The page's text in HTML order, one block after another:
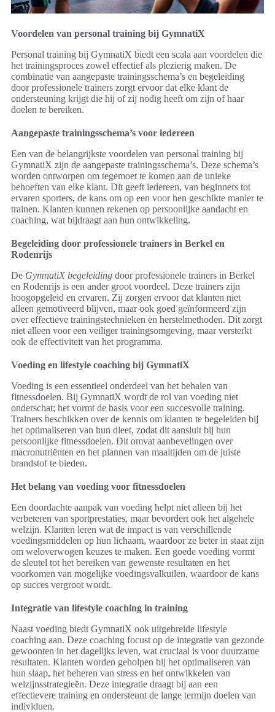
Voordelen van personal training bij GymnatiX
Personal training bij GymnatiX biedt een scala aan voordelen die
het trainingsproces zowel effectief als plezierig maken. De
combinatie van aangepaste trainingsschema’s en begeleiding
door professionele trainers zorgt ervoor dat elke klant de
ondersteuning krijgt die hij of zij nodig heeft om zijn of haar
doelen te bereiken.
Aangepaste trainingsschema’s voor iedereen
Een van de belangrijkste voordelen van personal training bij
GymnatiX zijn de aangepaste trainingsschema’s. Deze schema’s
worden ontworpen om tegemoet te komen aan de unieke
behoeften van elke klant. Dit geeft iedereen, van beginners tot
ervaren sporters, de kans om op een voor hen geschikte manier te
trainen. Klanten kunnen rekenen op persoonlijke aandacht en
coaching, wat bijdraagt aan hun ontwikkeling.
Begeleiding door professionele trainers in Berkel en
Rodenrijs
De GymnatiX begeleiding door professionele trainers in Berkel
en Rodenrijs is een ander groot voordeel. Deze trainers zijn
hoogopgeleid en ervaren. Zij zorgen ervoor dat klanten niet
alleen gemotiveerd blijven, maar ook goed geïnformeerd zijn
over effectieve trainingstechnieken en herstelmethoden. Dit zorgt
niet alleen voor een veiliger trainingsomgeving, maar versterkt
ook de effectiviteit van het programma.
Voeding en lifestyle coaching bij GymnatiX
Voeding is een essentieel onderdeel van het behalen van
fitnessdoelen. Bij GymnatiX wordt de rol van voeding niet
onderschat; het vormt de basis voor een succesvolle training.
Trainers beschikken over de kennis om klanten te begeleiden bij
het optimaliseren van hun dieet, zodat dit aansluit bij hun
persoonlijke fitnessdoelen. Dit omvat aanbevelingen over
macronutriënten en het plannen van maaltijden om de juiste
brandstof te bieden.
Het belang van voeding voor fitnessdoelen
Een doordachte aanpak van voeding helpt niet alleen bij het
verbeteren van sportprestaties, maar bevordert ook het algehele
welzijn. Klanten leren wat de impact is van verschillende
voedingsmiddelen op hun lichaam, waardoor ze beter in staat zijn
om weloverwogen keuzes te maken. Een goede voeding vormt
de sleutel tot het bereiken van gewenste resultaten en het
voorkomen van mogelijke voedingsvalkuilen, waardoor de kans
op succes vergroot wordt.
Integratie van lifestyle coaching in training
Naast voeding biedt GymnatiX ook uitgebreide lifestyle
coaching aan. Deze coaching focust op de integratie van gezonde
gewoonten in het dagelijks leven, wat cruciaal is voor duurzame
resultaten. Klanten worden geholpen bij het optimaliseren van
hun slaap, het beheren van stress en het ontwikkelen van
welzijnsstrategieën. Deze integratie draagt bij aan een
effectievere training en ondersteunt de lange termijn doelen van
individuen.